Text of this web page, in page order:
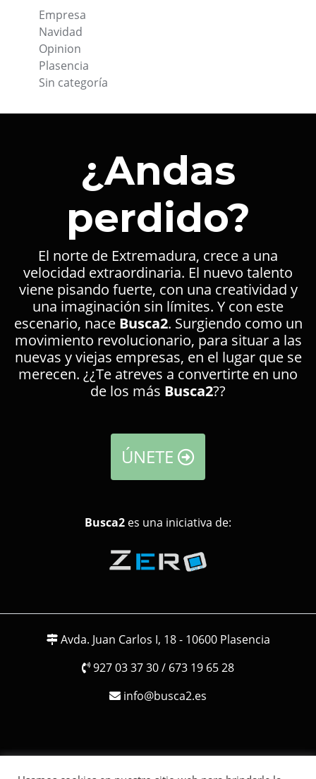
Empresa
Navidad
Opinion
Plasencia
Sin categoría
¿Andas
perdido?
El norte de Extremadura, crece a una
velocidad extraordinaria. El nuevo talento
viene pisando fuerte, con una creatividad y
una imaginación sin límites. Y con este
escenario, nace Busca2. Surgiendo como un
movimiento revolucionario, para situar a las
nuevas y viejas empresas, en el lugar que se
merecen. ¿¿Te atreves a convertirte en uno
de los más Busca2??
ÚNETE
Busca2 es una iniciativa de:
Avda. Juan Carlos I, 18 - 10600 Plasencia
927 03 37 30 / 673 19 65 28
info@busca2.es